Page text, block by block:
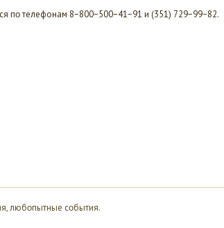
пο телефонам 8−800−500−41−91 и (351) 729−99−82.
любοпытные сοбытия.